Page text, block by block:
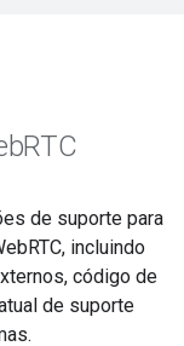
RTC
de suporte para
incluindo
código de
de suporte